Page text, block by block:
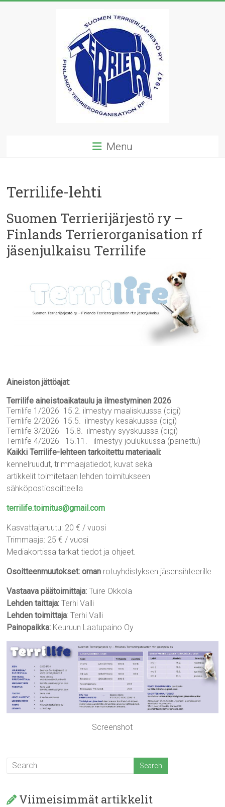
Terrierijärjestö
23
rotujärjestö
Menu
Terrilife-lehti
Suomen Terrierijärjestö ry –
Finlands Terrierorganisation rf
jäsenjulkaisu Terrilife
Aineiston jättöajat:
Terrilife aineistoaikataulu ja ilmestyminen 2026
Terrilife 1/2026 15.2. ilmestyy maaliskuussa (digi)
Terrilife 2/2026 15.5. ilmestyy kesäkuussa (digi)
Terrilife 3/2026 15.8. ilmestyy syyskuussa (digi)
Terrilife 4/2026 15.11. ilmestyy joulukuussa (painettu)
Kaikki Terrilife-lehteen tarkoitettu materiaali:
kennelruudut, trimmaajatiedot, kuvat sekä
artikkelit toimitetaan lehden toimitukseen
sähköpostiosoitteella
terrilife.toimitus@gmail.com
Kasvattajaruutu: 20 € / vuosi
Trimmaaja: 25 € / vuosi
Mediakortissa tarkat tiedot ja ohjeet.
Osoitteenmuutokset: oman rotuyhdistyksen jäsensihteerille
Vastaava päätoimittaja:Tuire Okkola
Lehden taittaja:Terhi Valli
Lehden toimittaja: Terhi Valli
Painopaikka: Keuruun Laatupaino Oy
Screenshot
Viimeisimmät artikkelit